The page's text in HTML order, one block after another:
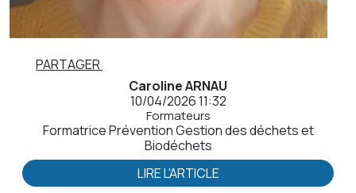
PARTAGER
Caroline ARNAU
10/04/2026 11:32
Formateurs
Formatrice Prévention Gestion des déchets et
Biodéchets
LIRE L'ARTICLE